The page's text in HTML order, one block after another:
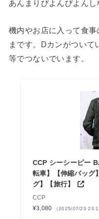
あんまりびよんびよんし
機内やお店に入って食
まです。Dカンがついて
等でつないでいます。
CCP シーシーピー
転車】【伸縮バッグ
グ】【旅行】
CCP
¥3,080
（2025/07/23